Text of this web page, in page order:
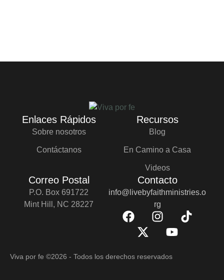
Enlaces Rápidos
Sobre nosotros
Contáctanos
Recursos
Blog
En Camino a Casa
Videos
Correo Postal
P.O. Box 691722
Mint Hill, NC 28227
Contacto
info@livebyfaithministries.o
rg
Viva por fe ©2026 - Todos los derechos reservados